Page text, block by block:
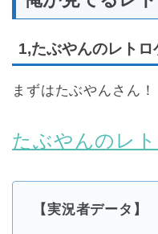
1,たぶやんのレトロ
まずはたぶやんさん！
たぶやんのレ
【実況者データ】